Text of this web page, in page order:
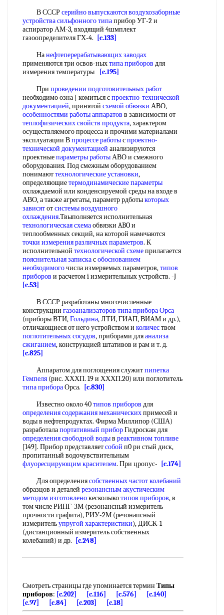
В СССРсерийно выпускаютсявоздухозаборные
устройствасильфонного типаприбор УГ-2 и
аспиратор АМ-3, входящий 4шмплект
газоопределителя ГХ-4.
[c.133]
Нанефтеперерабатывающих заводах
применяются три освов-ныхтипа приборов для
измерения температуры
[c.195]
При проведении подготовительных работ
необходимо озна [ комиться спроектно-технической
документацией, принятой схемой обвязки АВО,
особенностями работы аппаратов в зависимости от
теплофизических свойств продукта, характером
осуществляемого процесса и прочими материалами
эксплуатации Впроцессе работыспроектно-
технической документацией анализируются
проектныепараметры работыАВО и смежного
оборудования. Под смежным оборудованием
понимаюттехнологические установки,
определяющиетермодинамические параметры
охлаждаемой или конденсируемой среды на входе в
АВО, а также агрегаты, параметр рдботыкоторых
зависятотсистемы воздушного
охлаждения.Твыполняется исполнительная
технологическая схемаобвязки ABO и
теплообменных секций, на которой намечаются
точки измеренияразличных параметров. К
исполнительной технологической схемеприлагается
пояснительная запискасобоснованием
необходимогочисла измеряемых параметров,типов
приборов и расчетом i измерительных устройств. -J
[c.53]
В СССР разработаны многочисленные
конструкции газоанализаторов типаприбора Орса
(приборы ВТИ,Гольдина, ЛТИ, ГИАП, ВИАМ и др.),
отличающиеся от него устройством и количеством
поглотительных сосудов, приборами дляанализа
сжиганием, конструкцией штативов и рам и т. д.
[c.825]
Аппаратом для поглощения служитпипетка
Гемпеля (рис. ХХХП. 19 и ХХХП.20) или поглотитель
типа прибораОрса.
[c.830]
Известно около 40типов приборов для
определения содержания механическихпримесей и
воды в нефтепродуктах. Фирма Миллипор (США)
разработалапортативный приборГидроскан для
определения свободной водыв реактивном топливе
[149]. Прибор представляетсобой п0 ри стый диск,
пропитанный водочувствительным
флуоресцирующим красителем. При цропус-
[c.174]
Для определениясобственных частот колебаний
образцов и деталей резонансным акустическим
методом изготовленокесколыкотипов приборов, в
том числе РИПГ-ЗМ (резонансный измеритель
прочности графита), РИУ-2М (речонапсный
измерительупругой характеристики), ДИСК-1
(дистанционный измеритель собственных
колебаний) и др.
[c.248]
Смотреть страницы где упоминается термин Типы
приборов: [c.202] [c.116] [c.576]
[c.140]
[c.97]
[c.84] [c.203] [c.18]